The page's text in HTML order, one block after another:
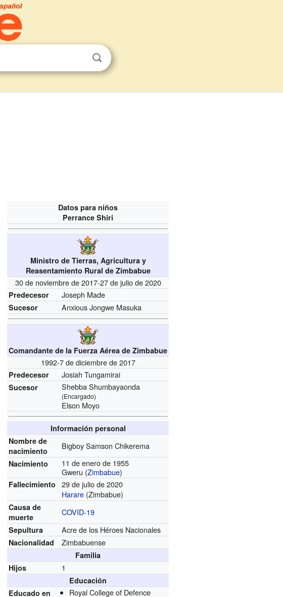
Datos para niños
Perrance Shiri
Ministro de Tierras, Agricultura y
Reasentamiento Rural de Zimbabue
30 de noviembre de 2017-27 de julio de 2020
Predecesor Joseph Made
Sucesor Anxious Jongwe Masuka
Comandante de la Fuerza Aérea de Zimbabue
1992-7 de diciembre de 2017
Predecesor Josiah Tungamirai
Sucesor Shebba Shumbayaonda
(Encargado)
Elson Moyo
Información personal
Nombre de
nacimiento
Bigboy Samson Chikerema
Nacimiento
11 de enero de 1955
Gweru (Zimbabue)
Fallecimiento
29 de julio de 2020
Harare (Zimbabue)
Causa de
muerte
COVID-19
Sepultura Acre de los Héroes Nacionales
Nacionalidad Zimbabuense
Familia
Hijos
1
Educación
Educado en
Royal College of Defence